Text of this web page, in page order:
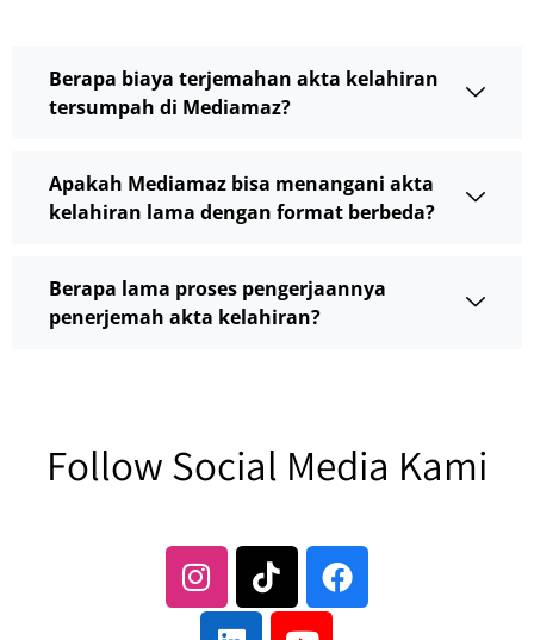
Berapa biaya terjemahan akta kelahiran
tersumpah di Mediamaz?
Apakah Mediamaz bisa menangani akta
kelahiran lama dengan format berbeda?
Berapa lama proses pengerjaannya
penerjemah akta kelahiran?
Follow Social Media Kami